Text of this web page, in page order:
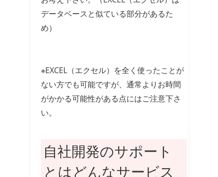
データベースと似ている部分があるた
め）
※EXCEL（エクセル）を全く使ったことが
ない方でも可能ですが、通常よりお時間
がかかる可能性がある点にはご注意下さ
い。
自社開発のサポート
とはどんなサービス